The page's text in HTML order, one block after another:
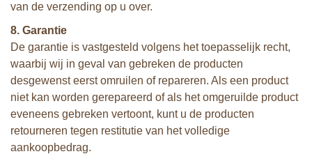
van de verzending op u over.
8. Garantie
De garantie is vastgesteld volgens het toepasselijk recht,
waarbij wij in geval van gebreken de producten
desgewenst eerst omruilen of repareren. Als een product
niet kan worden gerepareerd of als het omgeruilde product
eveneens gebreken vertoont, kunt u de producten
retourneren tegen restitutie van het volledige
aankoopbedrag.